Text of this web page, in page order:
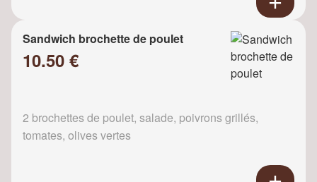
Sandwich brochette de poulet
10.50 €
2 brochettes de poulet, salade, poivrons grillés,
tomates, olives vertes